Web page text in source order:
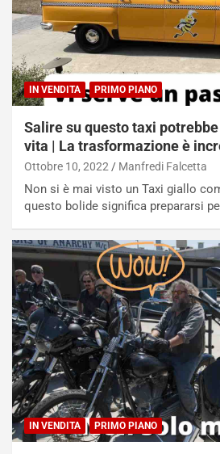
IN VENDITA PRIMO PIANO
Salire su questo taxi
vita | La trasformazione è
Ottobre 10, 2022 Manfredi Falcetta
Non si è mai visto un Taxi giallo
questo bolide significa prepararsi
IN VENDITA PRIMO PIANO
o
R
c
o
r
M
o
n
d
l
e
:
I
l
V
i
a
g
g
i
o
p
n
f
r
m
a
o
O
r
i
o
d
i
P
a
r
t
e
n
z
a